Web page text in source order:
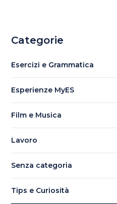
Categorie
Esercizi e Grammatica
Esperienze MyES
Film e Musica
Lavoro
Senza categoria
Tips e Curiosità